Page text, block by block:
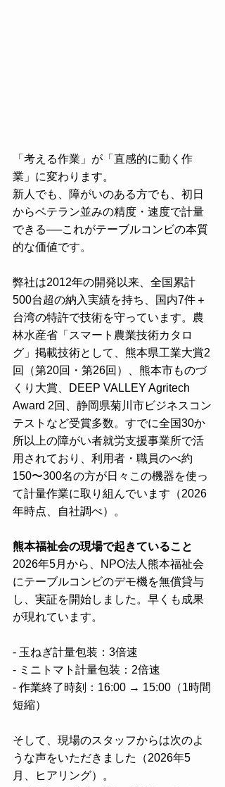
「考える作業」が「直感的に動く作
業」に変わります。
新人でも、障がいのある方でも、初日
からベテラン並みの精度・速度で計量
できる──これがテーブルコンビの本質
的な価値です。
弊社は2012年の開発以来、全国累計
500台超の納入実績を持ち、国内7件＋
台湾の特許で技術を守っています。農
林水産省「スマート農業技術カタロ
グ」掲載技術として、熊本県工業大賞2
回（第20回・第26回）、熊本市ものづ
くり大賞、DEEP VALLEY Agritech
Award 2回、静岡県菊川市ビジネスコン
テストなど受賞多数。すでに全国30か
所以上の障がい者就労支援事業所で活
用されており、利用者・職員のべ約
150〜300名の方が日々この機器を使っ
て計量作業に取り組んでいます（2026
年時点、自社調べ）。
熊本福祉会の現場で起きていること
2026年5月から、NPO法人熊本福祉会
にテーブルコンビのデモ機を無償貸与
し、実証を開始しました。早くも成果
が現れています。
- 玉ねぎ計量包装：3倍速
- ミニトマト計量包装：2倍速
- 作業終了時刻：16:00 → 15:00（1時間
短縮）
そして、現場のスタッフからは次のよ
うな声をいただきました（2026年5
月、ヒアリング）。